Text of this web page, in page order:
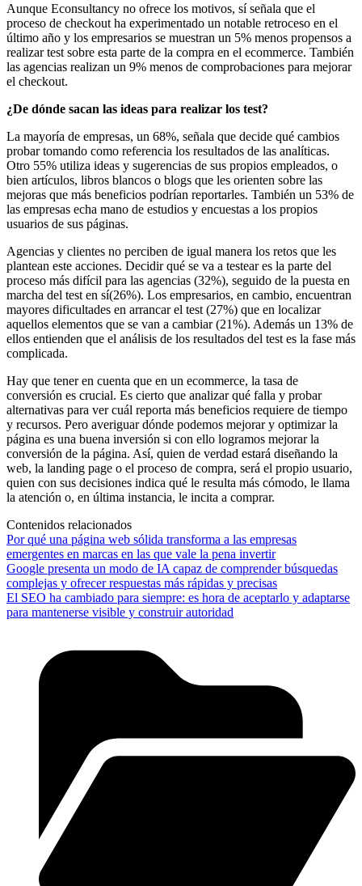
Aunque Econsultancy no ofrece los motivos, sí señala que el
proceso de checkout ha experimentado un notable retroceso en el
último año y los empresarios se muestran un 5% menos propensos a
realizar test sobre esta parte de la compra en el ecommerce. También
las agencias realizan un 9% menos de comprobaciones para mejorar
el checkout.
¿De dónde sacan las ideas para realizar los test?
La mayoría de empresas, un 68%, señala que decide qué cambios
probar tomando como referencia los resultados de las analíticas.
Otro 55% utiliza ideas y sugerencias de sus propios empleados, o
bien artículos, libros blancos o blogs que les orienten sobre las
mejoras que más beneficios podrían reportarles. También un 53% de
las empresas echa mano de estudios y encuestas a los propios
usuarios de sus páginas.
Agencias y clientes no perciben de igual manera los retos que les
plantean este acciones. Decidir qué se va a testear es la parte del
proceso más difícil para las agencias (32%), seguido de la puesta en
marcha del test en sí(26%). Los empresarios, en cambio, encuentran
mayores dificultades en arrancar el test (27%) que en localizar
aquellos elementos que se van a cambiar (21%). Además un 13% de
ellos entienden que el análisis de los resultados del test es la fase más
complicada.
Hay que tener en cuenta que en un ecommerce, la tasa de
conversión es crucial. Es cierto que analizar qué falla y probar
alternativas para ver cuál reporta más beneficios requiere de tiempo
y recursos. Pero averiguar dónde podemos mejorar y optimizar la
página es una buena inversión si con ello logramos mejorar la
conversión de la página. Así, quien de verdad estará diseñando la
web, la landing page o el proceso de compra, será el propio usuario,
quien con sus decisiones indica qué le resulta más cómodo, le llama
la atención o, en última instancia, le incita a comprar.
Contenidos relacionados
Por qué una página web sólida transforma a las empresas
emergentes en marcas en las que vale la pena invertir
Google presenta un modo de IA capaz de comprender búsquedas
complejas y ofrecer respuestas más rápidas y precisas
El SEO ha cambiado para siempre: es hora de aceptarlo y adaptarse
para mantenerse visible y construir autoridad